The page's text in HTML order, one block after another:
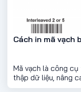
Cách in mã vạch
Mã vạch là công
thập dữ liệu, nâng
tiết kiệm thời gian